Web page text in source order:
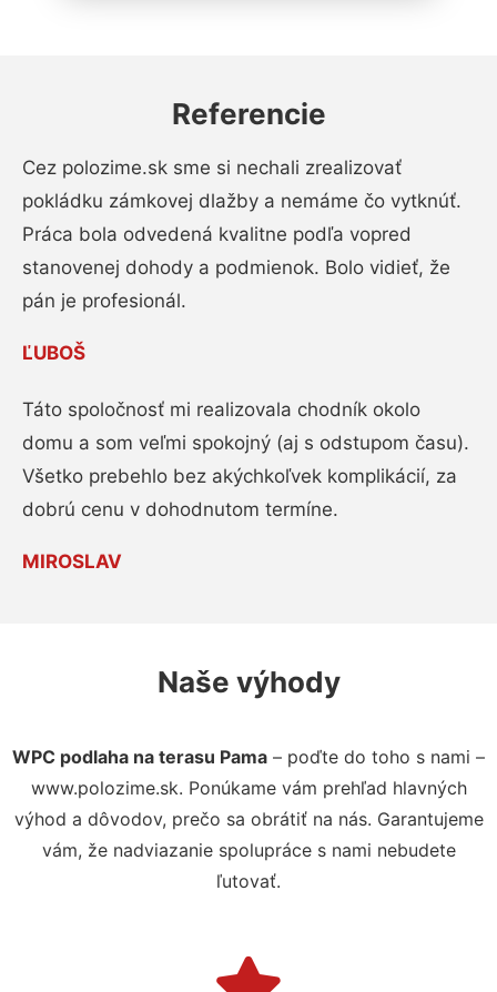
Referencie
Cez polozime.sk sme si nechali zrealizovať
pokládku zámkovej dlažby a nemáme čo vytknúť.
Práca bola odvedená kvalitne podľa vopred
stanovenej dohody a podmienok. Bolo vidieť, že
pán je profesionál.
ĽUBOŠ
Táto spoločnosť mi realizovala chodník okolo
domu a som veľmi spokojný (aj s odstupom času).
Všetko prebehlo bez akýchkoľvek komplikácií, za
dobrú cenu v dohodnutom termíne.
MIROSLAV
Naše výhody
WPC podlaha na terasu Pama – poďte do toho s nami –
www.polozime.sk. Ponúkame vám prehľad hlavných
výhod a dôvodov, prečo sa obrátiť na nás. Garantujeme
vám, že nadviazanie spolupráce s nami nebudete
ľutovať.